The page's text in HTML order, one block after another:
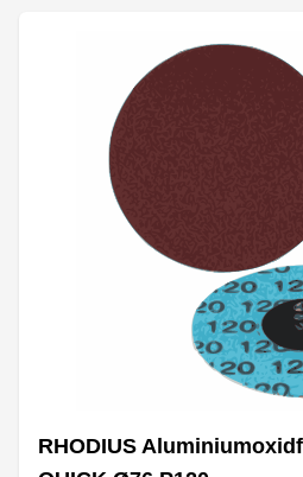
RHODIUS